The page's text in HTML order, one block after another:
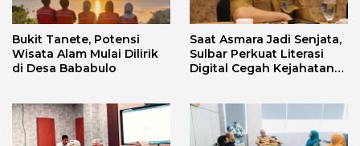
Bukit Tanete, Potensi
Wisata Alam Mulai Dilirik
di Desa Bababulo
Saat Asmara Jadi Senjata,
Sulbar Perkuat Literasi
Digital Cegah Kejahatan